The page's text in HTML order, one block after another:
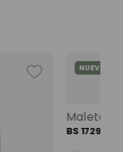
NUEVO
BS 1729